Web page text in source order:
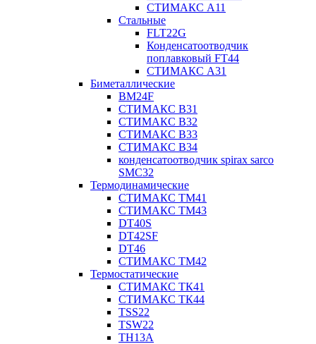
СТИМАКС А11
Стальные
FLT22G
Конденсатоотводчик
поплавковый FT44
СТИМАКС А31
Биметаллические
BM24F
СТИМАКС B31
СТИМАКС В32
СТИМАКС В33
СТИМАКС B34
конденсатоотводчик spirax sarco
SMC32
Термодинамические
СТИМАКС ТМ41
СТИМАКС ТМ43
DT40S
DT42SF
DT46
СТИМАКС ТМ42
Термостатические
СТИМАКС ТК41
СТИМАКС ТК44
TSS22
TSW22
TH13A